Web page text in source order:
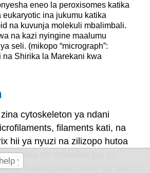
eneo la peroxisomes katika
eukaryotic ina jukumu katika
na kuvunja molekuli mbalimbali.
na kazi nyingine maalumu
seli. (mikopo “micrograph”:
na Shirika la Marekani kwa
cytoskeleton ya ndani
filaments kati, na
hii ya nyuzi na zilizopo hutoa
pamoja na mtandao juu ya
kusafirishwa ndani ya seli na